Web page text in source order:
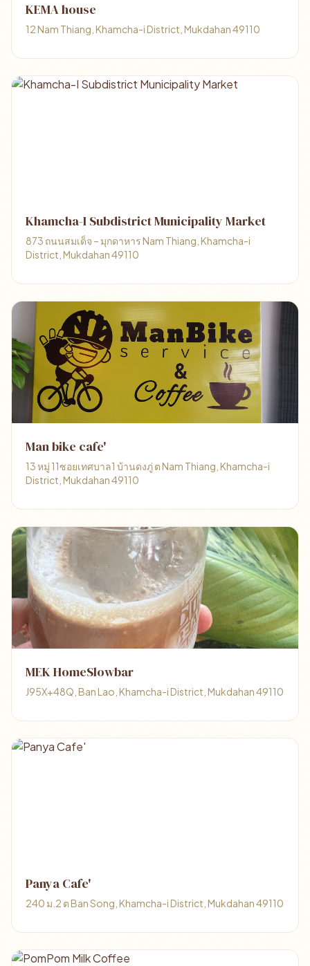
KEMA house
12 Nam Thiang, Khamcha-i District, Mukdahan 49110
Khamcha-I Subdistrict Municipality Market
873 ถนนสมเด็จ – มุกดาหาร Nam Thiang, Khamcha-i
District, Mukdahan 49110
Man bike cafe'
13 หมู่ 11ซอยเทศบาล1 บ้านดงภู่ ต Nam Thiang, Khamcha-i
District, Mukdahan 49110
MEK HomeSlowbar
J95X+48Q, Ban Lao, Khamcha-i District, Mukdahan 49110
Panya Cafe'
240 ม.2 ต Ban Song, Khamcha-i District, Mukdahan 49110